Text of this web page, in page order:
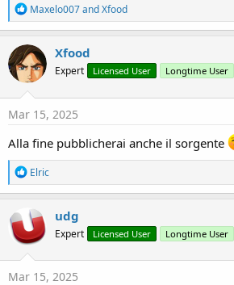
R
e
a
c
t
i
o
n
s
Maxelo007andXfood
Xfood
Expert Licensed User Longtime User
Mar 15, 2025
Alla fine pubblicherai anche il sorgente
R
e
a
c
t
i
o
n
s
Elric
udg
Expert Licensed User Longtime User
Mar 15, 2025